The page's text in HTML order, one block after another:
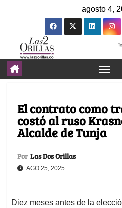
agosto 4,
El contrato como
costó al ruso
Alcalde de Tunja
Por Las Dos Orillas
AGO 25, 2025
Diez meses antes de la